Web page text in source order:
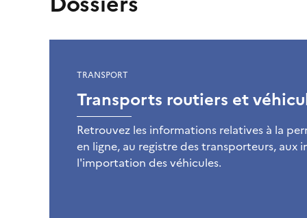
Transports routiers et
TRANSPORT
Retrouvez les informations relatives à la
en ligne, au registre des transporteurs,
l'importation des véhicules.